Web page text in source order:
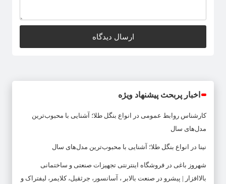
اخبار پربحث پیشنهاد ویژه
کارشناس روابط عمومی در
انواع بنگل طلا؛ آشنایی با محبوب‌ترین
مدل‌های سال
نینا در انواع بنگل طلا؛ آشنایی با محبوب‌ترین مدل‌های سال
شهروز باغی در فروشگاه اینترنتی تجهیزات صنعتی و ساختمانی
بالاافزار | پیشرو در صنعت بالابر ، آسانسور، جرثقیل، کلایمر، لیفتراک و